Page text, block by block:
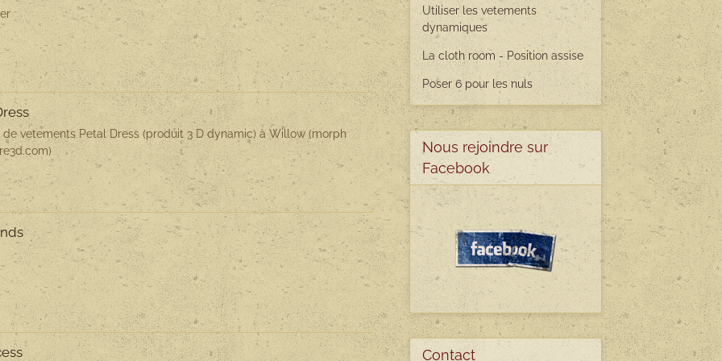
vetements Petal Dress (produit 3 D dynamic) à Willow (morph
Utiliser les vetements
dynamiques
La cloth room - Position assise
Poser 6 pour les nuls
Nous rejoindre sur
Facebook
Contact